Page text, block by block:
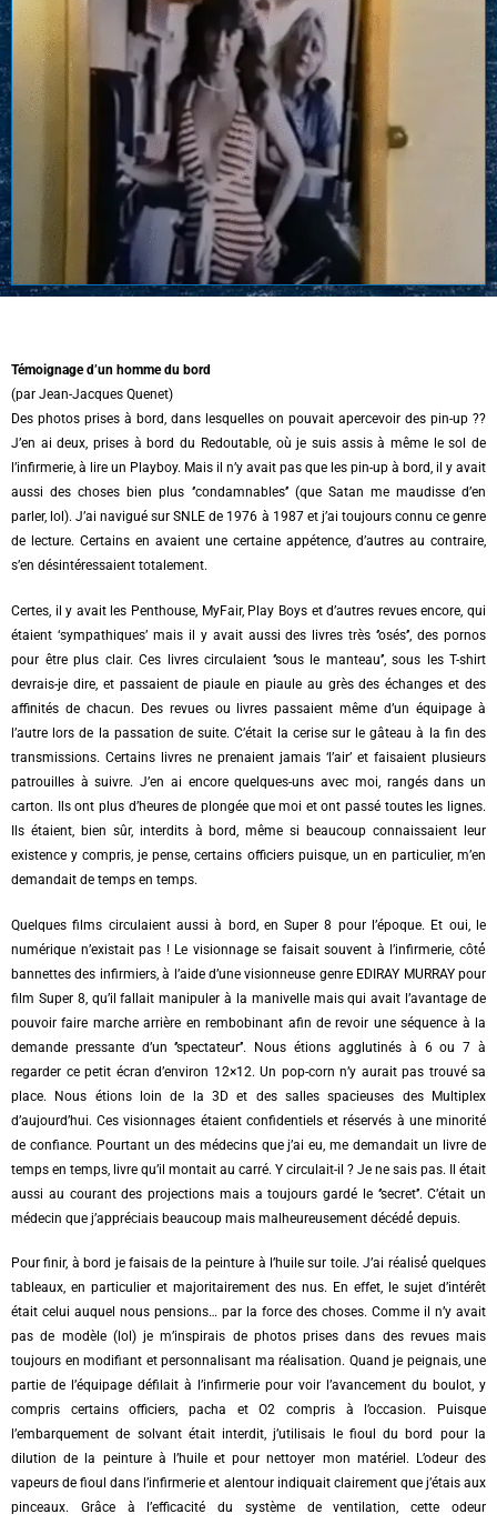
Témoignage d’un homme du bord
(par Jean-Jacques Quenet)
Des photos prises à bord, dans lesquelles on pouvait apercevoir des pin-up ??
J’en ai deux, prises à bord du Redoutable, où je suis assis à même le sol de
l’infirmerie, à lire un Playboy. Mais il n’y avait pas que les pin-up à bord, il y avait
aussi des choses bien plus ‘’condamnables’’ (que Satan me maudisse d’en
parler, lol). J’ai navigué sur SNLE de 1976 à 1987 et j’ai toujours connu ce genre
de lecture. Certains en avaient une certaine appétence, d’autres au contraire,
s’en désintéressaient totalement.
Certes, il y avait les Penthouse, MyFair, Play Boys et d’autres revues encore, qui
étaient ‘sympathiques’ mais il y avait aussi des livres très ‘’osés’’, des pornos
pour être plus clair. Ces livres circulaient ‘’sous le manteau’’, sous les T-shirt
devrais-je dire, et passaient de piaule en piaule au grès des échanges et des
affinités de chacun. Des revues ou livres passaient même d’un équipage à
l’autre lors de la passation de suite. C’était la cerise sur le gâteau à la fin des
transmissions. Certains livres ne prenaient jamais ‘l’air’ et faisaient plusieurs
patrouilles à suivre. J’en ai encore quelques-uns avec moi, rangés dans un
carton. Ils ont plus d’heures de plongée que moi et ont passé toutes les lignes.
Ils étaient, bien sûr, interdits à bord, même si beaucoup connaissaient leur
existence y compris, je pense, certains officiers puisque, un en particulier, m’en
demandait de temps en temps.
Quelques films circulaient aussi à bord, en Super 8 pour l’époque. Et oui, le
numérique n’existait pas ! Le visionnage se faisait souvent à l’infirmerie, côté́
bannettes des infirmiers, à l’aide d’une visionneuse genre EDIRAY MURRAY pour
film Super 8, qu’il fallait manipuler à la manivelle mais qui avait l’avantage de
pouvoir faire marche arrière en rembobinant afin de revoir une séquence à la
demande pressante d’un ‘’spectateur’’. Nous étions agglutinés à 6 ou 7 à
regarder ce petit écran d’environ 12×12. Un pop-corn n’y aurait pas trouvé sa
place. Nous étions loin de la 3D et des salles spacieuses des Multiplex
d’aujourd’hui. Ces visionnages étaient confidentiels et réservés à une minorité
de confiance. Pourtant un des médecins que j’ai eu, me demandait un livre de
temps en temps, livre qu’il montait au carré. Y circulait-il ? Je ne sais pas. Il était
aussi au courant des projections mais a toujours gardé le ‘’secret’’. C’était un
médecin que j’appréciais beaucoup mais malheureusement décédé́ depuis.
Pour finir, à bord je faisais de la peinture à l’huile sur toile. J’ai réalisé́ quelques
tableaux, en particulier et majoritairement des nus. En effet, le sujet d’intérêt
était celui auquel nous pensions… par la force des choses. Comme il n’y avait
pas de modèle (lol) je m’inspirais de photos prises dans des revues mais
toujours en modifiant et personnalisant ma réalisation. Quand je peignais, une
partie de l’équipage défilait à l’infirmerie pour voir l’avancement du boulot, y
compris certains officiers, pacha et O2 compris à l’occasion. Puisque
l’embarquement de solvant était interdit, j’utilisais le fioul du bord pour la
dilution de la peinture à l’huile et pour nettoyer mon matériel. L’odeur des
vapeurs de fioul dans l’infirmerie et alentour indiquait clairement que j’étais aux
pinceaux. Grâce à l’efficacité du système de ventilation, cette odeur